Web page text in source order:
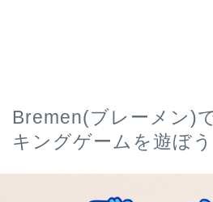
Bremen(ブレーメン)
キングゲームを遊ぼう